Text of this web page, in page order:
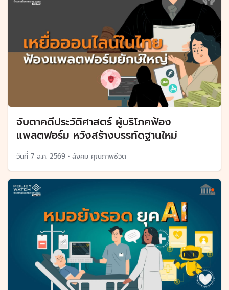
จับตาคดีประวัติศาสตร์ ผู้บริโภคฟ้อง
แพลตฟอร์ม หวังสร้างบรรทัดฐานใหม่
วันที่ 7 ส.ค. 2569 • สังคม คุณภาพชีวิต